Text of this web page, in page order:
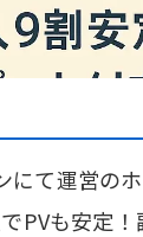
にて運営の
PVも安定